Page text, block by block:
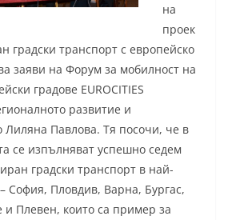
на
проек
градски транспорт с европейско
заяви на Форум за мобилност на
градове EUROCITIES
развитие и
Лиляна Павлова. Тя посочи, че в
се изпълняват успешно седем
градски транспорт в най-
София, Пловдив, Варна, Бургас,
и Плевен, които са пример за